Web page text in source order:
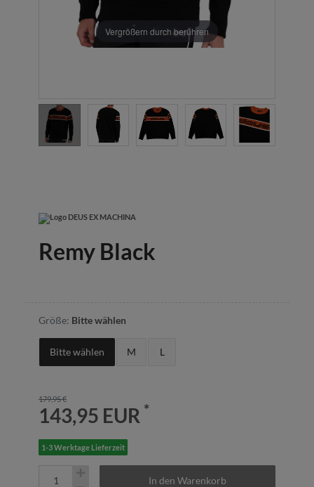
Vergrößern durch berühren
Remy Black
Größe: Bitte wählen
Bitte wählen M L
179,95 €
143,95 EUR *
1-3 Werktage Lieferzeit
In den Warenkorb